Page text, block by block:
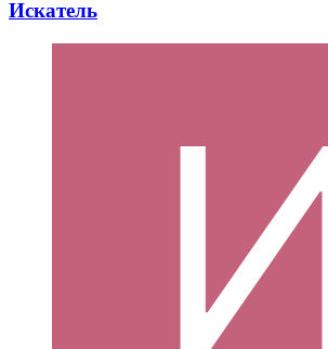
Искатель